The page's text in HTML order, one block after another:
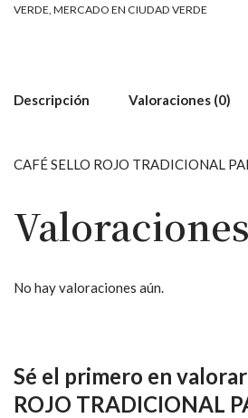
VERDE, MERCADO EN CIUDAD VERDE
Descripción Valoraciones (0)
CAFÉ SELLO ROJO TRADICIONAL
Valoraciones
No hay valoraciones aún.
Sé el primero en valorar
ROJO TRADICIONAL